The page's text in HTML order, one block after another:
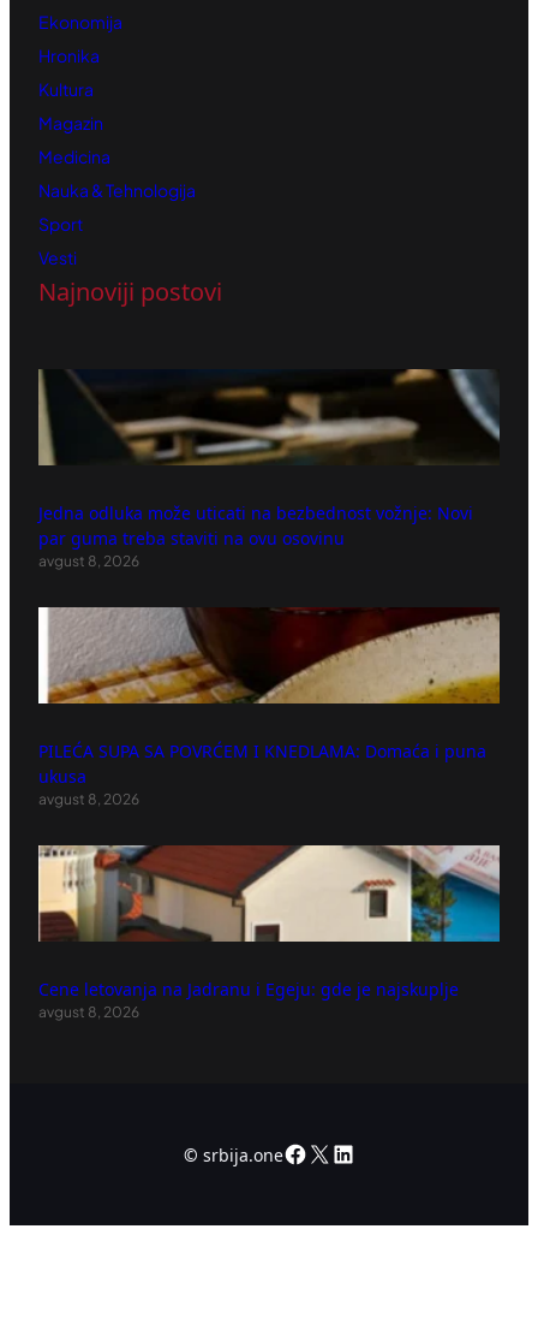
Ekonomija
Hronika
Kultura
Magazin
Medicina
Nauka & Tehnologija
Sport
Vesti
Najnoviji postovi
Jedna odluka može uticati na bezbednost vožnje: Novi
par guma treba staviti na ovu osovinu
avgust 8, 2026
PILEĆA SUPA SA POVRĆEM I KNEDLAMA: Domaća i puna
ukusa
avgust 8, 2026
Cene letovanja na Jadranu i Egeju: gde je najskuplje
avgust 8, 2026
© srbija.oneFacebook
X LinkedIn